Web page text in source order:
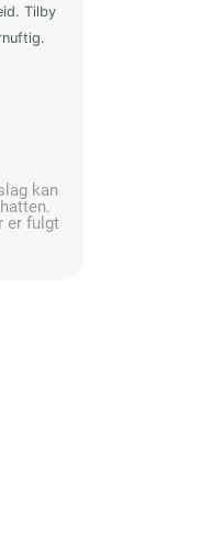
Tilby
kan
er fulgt